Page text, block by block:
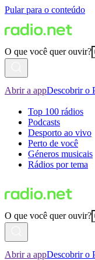
Pular para o conteúdo
O que você quer ouvir?
Abrir a appDescobrir o
Top 100 rádios
Podcasts
Desporto ao vivo
Perto de você
Géneros musicais
Rádios por tema
O que você quer ouvir?
Abrir a appDescobrir o